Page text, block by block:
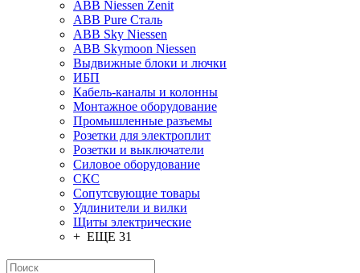
ABB Niessen Zenit
ABB Pure Сталь
ABB Sky Niessen
ABB Skymoon Niessen
Выдвижные блоки и лючки
ИБП
Кабель-каналы и колонны
Монтажное оборудование
Промышленные разъемы
Розетки для электроплит
Розетки и выключатели
Силовое оборудование
СКС
Сопутсвующие товары
Удлинители и вилки
Щиты электрические
+ ЕЩЕ 31